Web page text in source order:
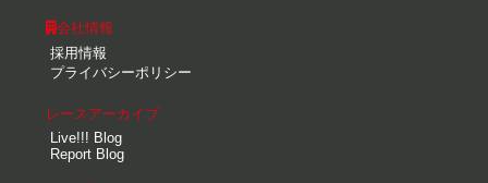
会社情報
採用情報
プライバシーポリシー
レースアーカイブ
Live!!! Blog
Report Blog